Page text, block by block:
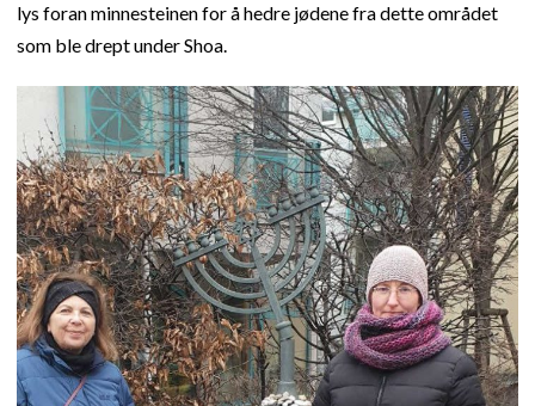
lys foran minnesteinen for å hedre jødene fra dette området
som ble drept under Shoa.